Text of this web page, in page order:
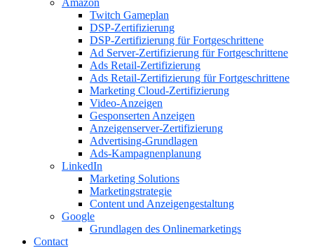
Amazon
Twitch Gameplan
DSP-Zertifizierung
DSP-Zertifizierung für Fortgeschrittene
Ad Server-Zertifizierung für Fortgeschrittene
Ads Retail-Zertifizierung
Ads Retail-Zertifizierung für Fortgeschrittene
Marketing Cloud-Zertifizierung
Video-Anzeigen
Gesponserten Anzeigen
Anzeigenserver-Zertifizierung
Advertising-Grundlagen
Ads-Kampagnenplanung
LinkedIn
Marketing Solutions
Marketingstrategie
Content und Anzeigengestaltung
Google
Grundlagen des Onlinemarketings
Contact